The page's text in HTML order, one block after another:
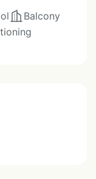
Balcony